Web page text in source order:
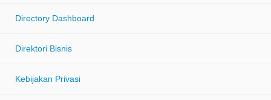
Directory Dashboard
Direktori Bisnis
Kebijakan Privasi